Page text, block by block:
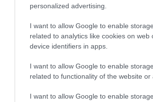
personalized advertising.
I want to allow Google to enable storage
related to analytics like cookies on web
device identifiers in apps.
I want to allow Google to enable storage
related to functionality of the website or
I want to allow Google to enable storage
Παρακαλώ Περιμένετε...
ΟΠΟΥ ΚΙ ΑΝ ΠΑΣ – ΟΙΚΟΝΟΜΟΠΟΥΛΟΣ